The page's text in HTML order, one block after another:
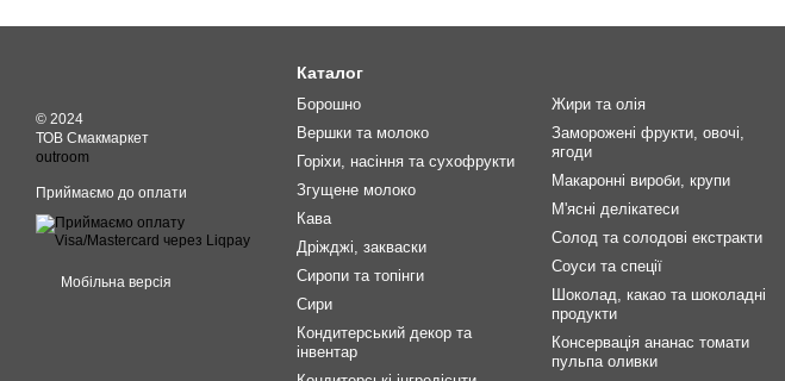
© 2024
ТОВ Смакмаркет
outroom
Приймаємо до оплати
Мобільна версія
Каталог
Борошно
Вершки та молоко
Горіхи, насіння та сухофрукти
Згущене молоко
Кава
Дріжджі, закваски
Сиропи та топінги
Сири
Кондитерський декор та
інвентар
Жири та олія
Заморожені фрукти, овочі,
ягоди
Макаронні вироби, крупи
М'ясні делікатеси
Солод та солодові екстракти
Соуси та спеції
Шоколад, какао та шоколадні
продукти
Консервація ананас томати
пульпа оливки